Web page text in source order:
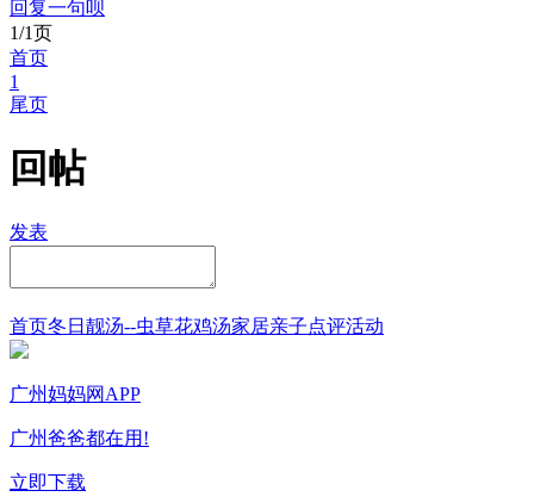
回复一句呗
1/1页
首页
1
尾页
回帖
发表
首页冬日靓汤--虫草花鸡汤家居亲子点评活动
广州妈妈网APP
广州爸爸都在用!
立即下载